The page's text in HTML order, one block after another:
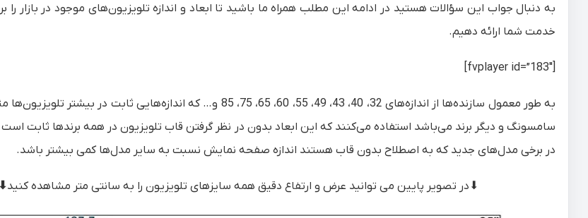
به دنبال جواب این سؤالات هستید در ادامه این مطلب همراه ما باشید تا ابعاد و اندازه تلویزیون‌‌های موجود در بازار را
خدمت شما ارائه دهیم.
به طور معمول سازنده‌ها از اندازه‌های 32، 40، 43، 49، 55، 60، 65، 75، 85 و… که اندازه‌هایی ثابت
سامسونگ و دیگر برند می‌باشد استفاده می‌کنند که این ابعاد بدون در نظر گرفتن قاب تلویزیون در همه برندها ثابت
در برخی مدل‌های جدید که به اصطلاح بدون قاب هستند اندازه صفحه نمایش نسبت به سایر مدل‌ها کمی بیشتر باشد.
⬇ در تصویر پایین می توانید عرض و ارتفاع دقیق همه سایزهای تلویزیون را به سانتی متر مشاهده کنید⬇